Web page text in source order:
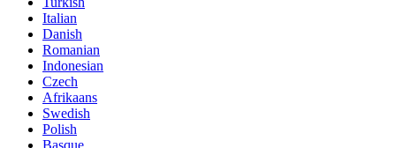
Italian
Danish
Romanian
Indonesian
Czech
Afrikaans
Swedish
Polish